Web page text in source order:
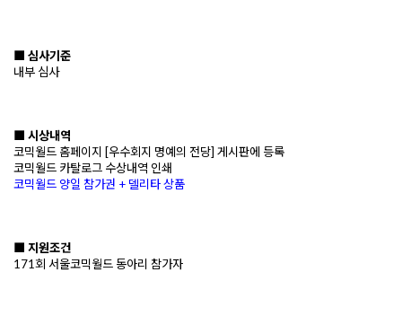
■ 심사기준
내부 심사
■ 시상내역
코믹월드 홈페이지 [우수회지 명예의 전당] 게시판에 등록
코믹월드 카탈로그 수상내역 인쇄
코믹월드 양일 참가권 + 델리타 상품
■ 지원조건
171회 서울코믹월드 동아리 참가자